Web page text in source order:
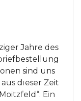
Jahre des
sind uns
dıeser Zeit
Ein